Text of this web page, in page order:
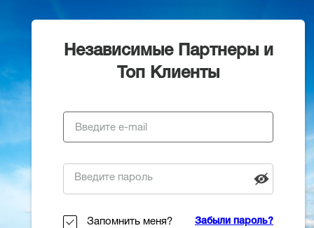
Независимые Партнеры и
Топ Клиенты
Запомнить меня? Забыли пароль?